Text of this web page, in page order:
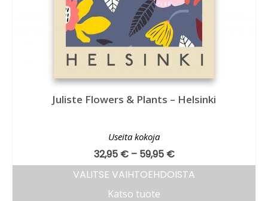
Juliste Flowers & Plants – Helsinki
Useita kokoja
32,95 € – 59,95 €
VALITSE VAIHTOEHDOISTA
Katso tuote